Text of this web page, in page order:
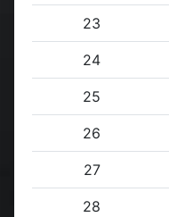
23
24
25
26
27
28